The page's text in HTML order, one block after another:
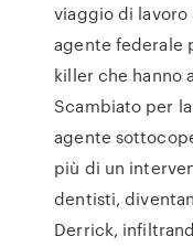
viaggio di lavoro
agente federale
killer che hanno
Scambiato per
agente
più di un
dentisti,
Derrick,